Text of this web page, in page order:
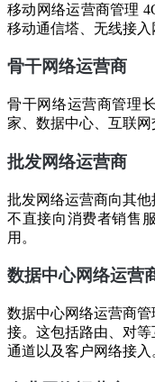
移动网络运营商管理
移动通信塔、无线接入
骨干网络运营商
骨干网络运营商管理
家、数据中心、互联网
批发网络运营商
批发网络运营商向其
不直接向消费者销售
用。
数据中心网络运营
数据中心网络运营商
接。这包括路由、对
通道以及客户网络接入